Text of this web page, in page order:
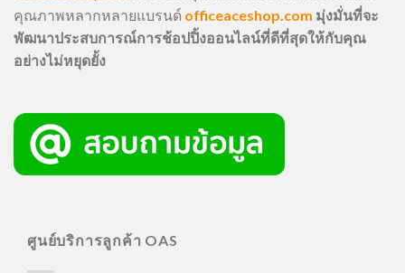
คุณภาพหลากหลายแบรนด์ officeaceshop.com มุ่งมั่นที่จะ
พัฒนาประสบการณ์การช้อปปิ้งออนไลน์ที่ดีที่สุดให้กับคุณ
อย่างไม่หยุดยั้ง
ศูนย์บริการลูกค้า OAS